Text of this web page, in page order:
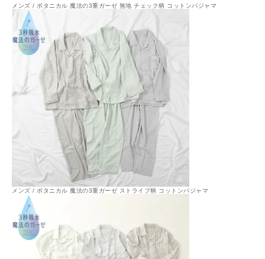
メンズ / ボタニカル 魔法の3重ガーゼ 無地 チェック柄 コットンパジャマ
メンズ / ボタニカル 魔法の3重ガーゼ ストライプ柄 コットンパジャマ